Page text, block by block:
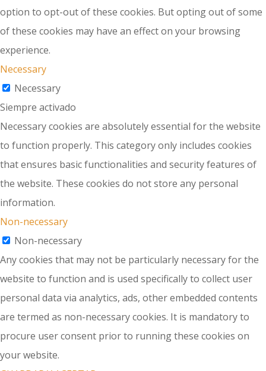
option to opt-out of these cookies. But opting out of some
of these cookies may have an effect on your browsing
experience.
Necessary
Necessary
Siempre activado
Necessary cookies are absolutely essential for the website
to function properly. This category only includes cookies
that ensures basic functionalities and security features of
the website. These cookies do not store any personal
information.
Non-necessary
Non-necessary
Any cookies that may not be particularly necessary for the
website to function and is used specifically to collect user
personal data via analytics, ads, other embedded contents
are termed as non-necessary cookies. It is mandatory to
procure user consent prior to running these cookies on
your website.